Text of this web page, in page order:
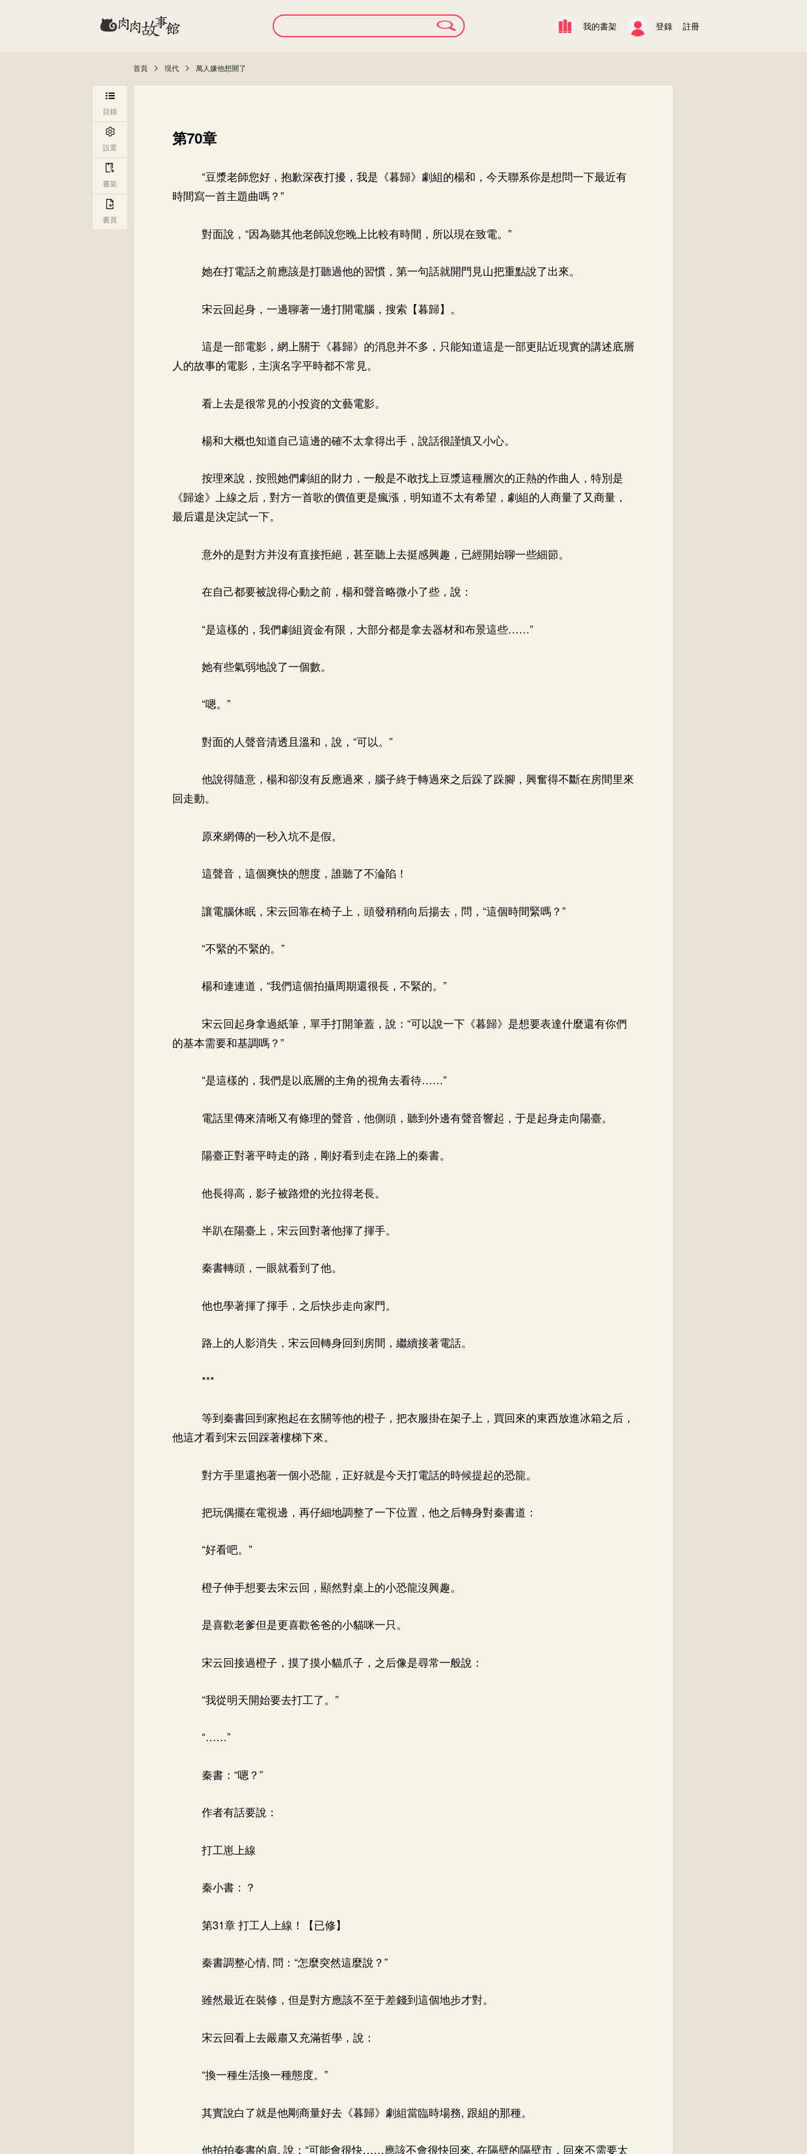
我的書架 登錄 註冊
首頁 現代 萬人嫌他想開了
目錄
設置
書架
書頁
第70章
“豆漿老師您好，抱歉深夜打擾，我是《暮歸》劇組的楊和，今天聯系你是想問一下最近有
時間寫一首主題曲嗎？”
對面說，“因為聽其他老師說您晚上比較有時間，所以現在致電。”
她在打電話之前應該是打聽過他的習慣，第一句話就開門見山把重點說了出來。
宋云回起身，一邊聊著一邊打開電腦，搜索【暮歸】。
這是一部電影，網上關于《暮歸》的消息并不多，只能知道這是一部更貼近現實的講述底層
人的故事的電影，主演名字平時都不常見。
看上去是很常見的小投資的文藝電影。
楊和大概也知道自己這邊的確不太拿得出手，說話很謹慎又小心。
按理來說，按照她們劇組的財力，一般是不敢找上豆漿這種層次的正熱的作曲人，特別是
《歸途》上線之后，對方一首歌的價值更是瘋漲，明知道不太有希望，劇組的人商量了又商量，
最后還是決定試一下。
意外的是對方并沒有直接拒絕，甚至聽上去挺感興趣，已經開始聊一些細節。
在自己都要被說得心動之前，楊和聲音略微小了些，說：
“是這樣的，我們劇組資金有限，大部分都是拿去器材和布景這些……”
她有些氣弱地說了一個數。
“嗯。”
對面的人聲音清透且溫和，說，“可以。”
他說得隨意，楊和卻沒有反應過來，腦子終于轉過來之后跺了跺腳，興奮得不斷在房間里來
回走動。
原來網傳的一秒入坑不是假。
這聲音，這個爽快的態度，誰聽了不淪陷！
讓電腦休眠，宋云回靠在椅子上，頭發稍稍向后揚去，問，“這個時間緊嗎？”
“不緊的不緊的。”
楊和連連道，“我們這個拍攝周期還很長，不緊的。”
宋云回起身拿過紙筆，單手打開筆蓋，說：“可以說一下《暮歸》是想要表達什麼還有你們
的基本需要和基調嗎？”
“是這樣的，我們是以底層的主角的視角去看待……”
電話里傳來清晰又有條理的聲音，他側頭，聽到外邊有聲音響起，于是起身走向陽臺。
陽臺正對著平時走的路，剛好看到走在路上的秦書。
他長得高，影子被路燈的光拉得老長。
半趴在陽臺上，宋云回對著他揮了揮手。
秦書轉頭，一眼就看到了他。
他也學著揮了揮手，之后快步走向家門。
路上的人影消失，宋云回轉身回到房間，繼續接著電話。
***
等到秦書回到家抱起在玄關等他的橙子，把衣服掛在架子上，買回來的東西放進冰箱之后，
他這才看到宋云回踩著樓梯下來。
對方手里還抱著一個小恐龍，正好就是今天打電話的時候提起的恐龍。
把玩偶擺在電視邊，再仔細地調整了一下位置，他之后轉身對秦書道：
“好看吧。”
橙子伸手想要去宋云回，顯然對桌上的小恐龍沒興趣。
是喜歡老爹但是更喜歡爸爸的小貓咪一只。
宋云回接過橙子，摸了摸小貓爪子，之后像是尋常一般說：
“我從明天開始要去打工了。”
“……”
秦書：“嗯？”
作者有話要說：
打工崽上線
秦小書：？
第31章 打工人上線！【已修】
秦書調整心情, 問：“怎麼突然這麼說？”
雖然最近在裝修，但是對方應該不至于差錢到這個地步才對。
宋云回看上去嚴肅又充滿哲學，說：
“換一種生活換一種態度。”
其實說白了就是他剛商量好去《暮歸》劇組當臨時場務, 跟組的那種。
他拍拍秦書的肩, 說：“可能會很快……應該不會很快回來, 在隔壁的隔壁市，回來不需要太